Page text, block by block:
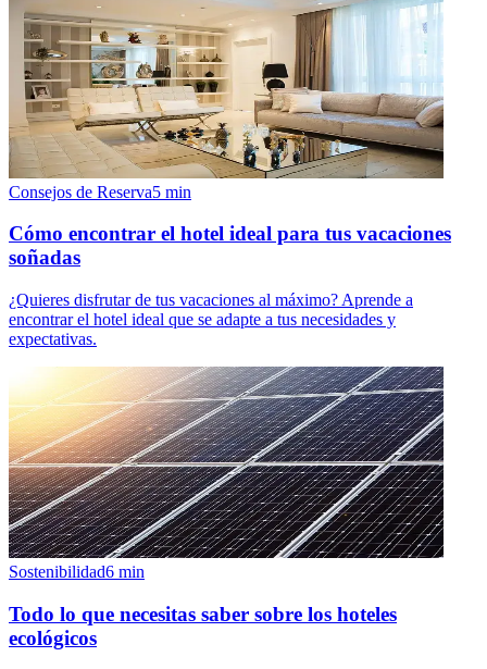
Consejos de Reserva5 min
Cómo encontrar el hotel ideal para tus vacaciones
soñadas
¿Quieres disfrutar de tus vacaciones al máximo? Aprende a
encontrar el hotel ideal que se adapte a tus necesidades y
expectativas.
Sostenibilidad6 min
Todo lo que necesitas saber sobre los hoteles
ecológicos